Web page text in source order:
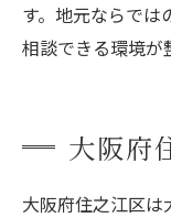
す。地元ならでは
相談できる環境が
大阪府
大阪府住之江区は